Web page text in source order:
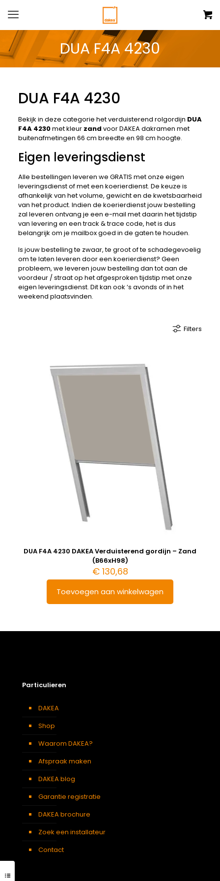
DUA F4A 4230
DUA F4A 4230
Bekijk in deze categorie het verduisterend rolgordijn DUA
F4A 4230met kleur zand voor DAKEA dakramen met
buitenafmetingen 66 cm breedte en 98 cm hoogte.
Eigen leveringsdienst
Alle bestellingen leveren we GRATIS met onze eigen
leveringsdienst of met een koerierdienst. De keuze is
afhankelijk van het volume, gewicht en de kwetsbaarheid
van het product. Indien de koerierdienst jouw bestelling
zal leveren ontvang je een e-mail met daarin het tijdstip
van levering en een track & trace code, het is dus
belangrijk om je mailbox goed in de gaten te houden.
Is jouw bestelling te zwaar, te groot of te schadegevoelig
om te laten leveren door een koerierdienst? Geen
probleem, we leveren jouw bestelling dan tot aan de
voordeur / straat op het afgesproken tijdstip met onze
eigen leveringsdienst. Dit kan ook ‘s avonds of in het
weekend plaatsvinden.
Filters
DUA F4A 4230 DAKEA Verduisterend gordijn – Zand
(B66xH98)
€130,68
Toevoegen aan winkelwagen
Particulieren
DAKEA
Shop
Waarom DAKEA?
Afspraak maken
DAKEA blog
Garantie registratie
DAKEA brochure
Zoek een installateur
Contact